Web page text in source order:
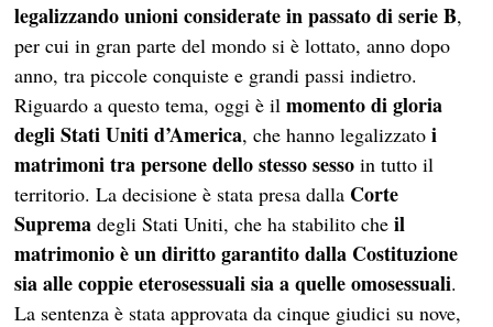
legalizzando unioni considerate in passato di serie B,
per cui in gran parte del mondo si è lottato, anno dopo
anno, tra piccole conquiste e grandi passi indietro.
Riguardo a questo tema, oggi è ilmomento di gloria
degli Stati Uniti d’America, che hanno legalizzatoi
matrimoni tra persone dello stesso sessoin tutto il
territorio. La decisione è stata presa dalla Corte
Suprema degli Stati Uniti, che ha stabilito cheil
matrimonio è un diritto garantito dalla Costituzione
sia alle coppie eterosessuali sia a quelle omosessuali.
La sentenza è stata approvata da cinque giudici su nove,